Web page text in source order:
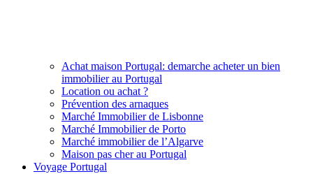
Achat maison Portugal: demarche acheter un bien
immobilier au Portugal
Location ou achat ?
Prévention des arnaques
Marché Immobilier de Lisbonne
Marché Immobilier de Porto
Marché immobilier de l’Algarve
Maison pas cher au Portugal
Voyage Portugal